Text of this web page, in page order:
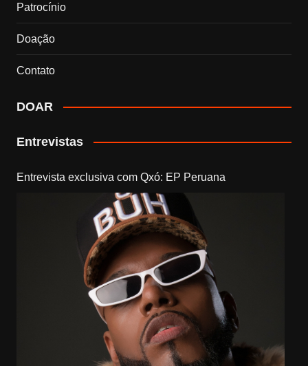
Patrocínio
Doação
Contato
DOAR
Entrevistas
Entrevista exclusiva com Qxó: EP Peruana